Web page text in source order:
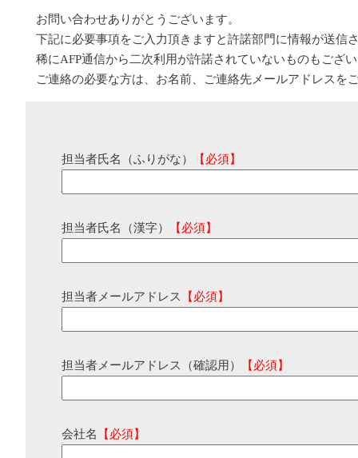
お問い合わせありがとうございます。
下記に必要事項をご入力頂きますと許諾部門に情報が送信
稀にAFP通信から二次利用が許諾されていないものもござ
ご連絡の必要な方は、お名前、ご連絡先メールアドレスを
担当者氏名（ふりがな） 【必須】
担当者氏名（漢字） 【必須】
担当者メールアドレス 【必須】
担当者メールアドレス（確認用） 【必須】
会社名 【必須】